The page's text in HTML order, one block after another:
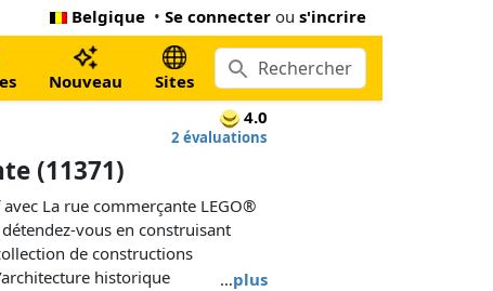
Belgique • Se connecter ou s'incrire
Nouveau
Sites
4.0
2 évaluations
(11371)
…plus
La rue commerçante LEGO®
vous en construisant
de constructions
historique